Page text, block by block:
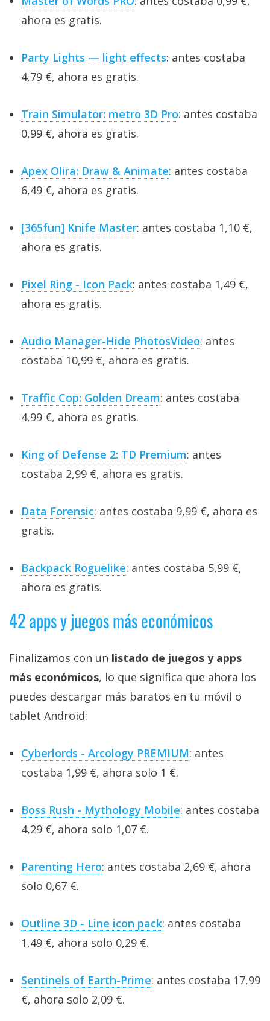
ahora es gratis.
Party Lights — light effects: antes costaba
4,79 €, ahora es gratis.
Train Simulator: metro 3D Pro: antes costaba
0,99 €, ahora es gratis.
Apex Olira: Draw & Animate: antes costaba
6,49 €, ahora es gratis.
[365fun] Knife Master: antes costaba 1,10 €,
ahora es gratis.
Pixel Ring - Icon Pack: antes costaba 1,49 €,
ahora es gratis.
Audio Manager-Hide PhotosVideo: antes
costaba 10,99 €, ahora es gratis.
Traffic Cop: Golden Dream: antes costaba
4,99 €, ahora es gratis.
King of Defense 2: TD Premium: antes
costaba 2,99 €, ahora es gratis.
Data Forensic: antes costaba 9,99 €, ahora es
gratis.
Backpack Roguelike: antes costaba 5,99 €,
ahora es gratis.
42 apps y juegos más económicos
Finalizamos con un listado de juegos y apps
más económicos, lo que significa que ahora los
puedes descargar más baratos en tu móvil o
tablet Android:
Cyberlords - Arcology PREMIUM: antes
costaba 1,99 €, ahora solo 1 €.
Boss Rush - Mythology Mobile: antes costaba
4,29 €, ahora solo 1,07 €.
Parenting Hero: antes costaba 2,69 €, ahora
solo 0,67 €.
Outline 3D - Line icon pack: antes costaba
1,49 €, ahora solo 0,29 €.
Sentinels of Earth-Prime: antes costaba 17,99
€, ahora solo 2,09 €.